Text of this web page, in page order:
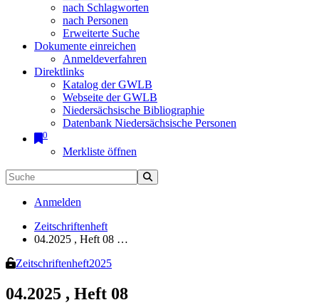
nach Schlagworten
nach Personen
Erweiterte Suche
Dokumente einreichen
Anmeldeverfahren
Direktlinks
Katalog der GWLB
Webseite der GWLB
Niedersächsische Bibliographie
Datenbank Niedersächsische Personen
0
Merkliste öffnen
Anmelden
Zeitschriftenheft
04.2025 , Heft 08 …
Zeitschriftenheft2025
04.2025 , Heft 08